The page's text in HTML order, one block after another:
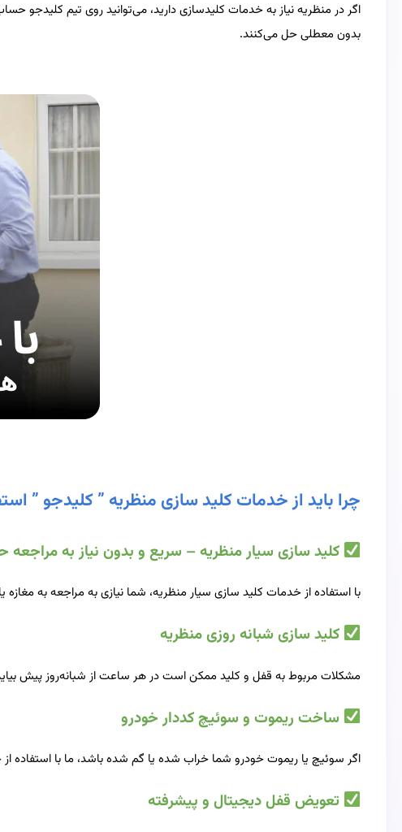
اگر در منظریه نیاز به خدمات کلیدسازی دارید، می‌توانید روی تیم کلیدجو
بدون معطلی حل می‌کنند.
چرا باید از خدمات کلید سازی منظریه ” کلیدجو ”
کلید سازی سیار منظریه – سریع و بدون نیاز به
با استفاده از خدمات کلید سازی سیار منظریه، شما نیازی به مراجعه به مغازه یا محل کلیدسازی ندارید. تیم
کلید سازی شبانه روزی منظریه
مشکلات مربوط به قفل و کلید ممکن است در هر ساعت از شبانه‌روز پیش
ساخت ریموت و سوئیچ کددار خودرو
اگر سوئیچ یا ریموت خودرو شما خراب شده یا گم شده باشد، ما با استفاده
تعویض قفل دیجیتال و پیشرفته